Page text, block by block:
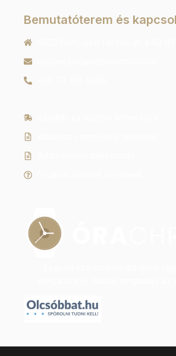
Bemutatóterem és